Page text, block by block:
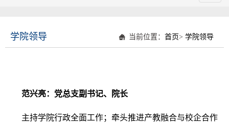
学院领导 当前位置： 首页> 学院领导
范兴亮：党总支副书记、院长
主持学院行政全面工作；牵头推进产教融合与校企合作